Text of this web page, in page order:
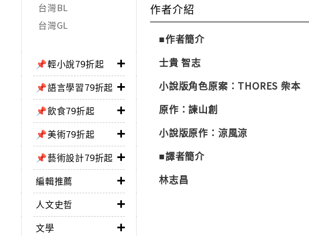
台灣BL
台灣GL
📌輕小說79折起
📌語言學習79折起
📌飲食79折起
📌美術79折起
📌藝術設計79折起
編輯推薦
人文史哲
文學
作者介紹
■作者簡介
士貴 智志
小說版角色原案：THORES 柴本
原作：諫山創
小說版原作：涼風涼
■譯者簡介
林志昌